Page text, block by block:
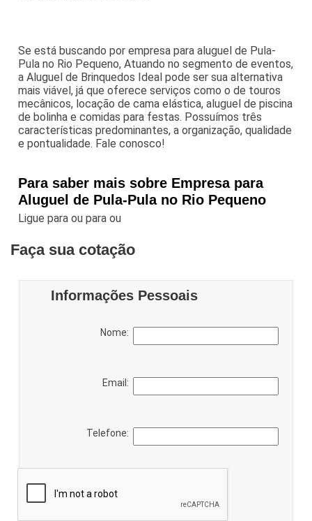
Se está buscando por empresa para aluguel de Pula-
Pula no Rio Pequeno, Atuando no segmento de eventos,
a Aluguel de Brinquedos Ideal pode ser sua alternativa
mais viável, já que oferece serviços como o de touros
mecânicos, locação de cama elástica, aluguel de piscina
de bolinha e comidas para festas. Possuímos três
características predominantes, a organização, qualidade
e pontualidade. Fale conosco!
Para saber mais sobre Empresa para
Aluguel de Pula-Pula no Rio Pequeno
Ligue paraou paraou
Faça sua cotação
Informações Pessoais
Nome:
Email:
Telefone: